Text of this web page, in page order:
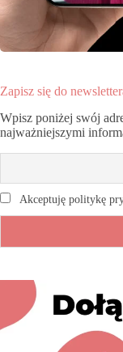
Zapisz się do
Wpisz poniżej swój
najważniejszymi
Akceptuję politykę